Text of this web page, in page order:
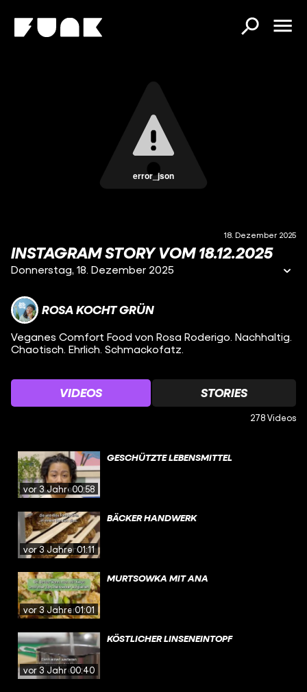
error_json
18. Dezember 2025
INSTAGRAM STORY VOM 18.12.2025
Donnerstag, 18. Dezember 2025
ROSA KOCHT GRÜN
Veganes Comfort Food von Rosa Roderigo. Nachhaltig.
Chaotisch. Ehrlich. Schmackofatz.
VIDEOS STORIES
278 Videos
vor 3 Jahren00:58
GESCHÜTZTE LEBENSMITTEL
vor 3 Jahren01:11
BÄCKER HANDWERK
vor 3 Jahren01:01
MURTSOWKA MIT ANA
vor 3 Jahren00:40
KÖSTLICHER LINSENEINTOPF